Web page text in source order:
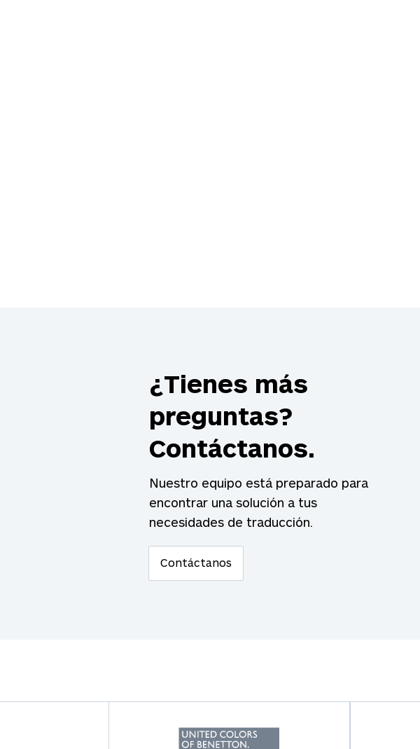
¿Tienes más
preguntas?
Contáctanos.
Nuestro equipo está preparado para
encontrar una solución a tus
necesidades de traducción.
Contáctanos